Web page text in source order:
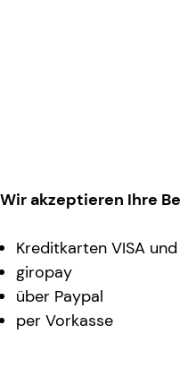
Wir akzeptieren Ihre
Kreditkarten VISA und
giropay
über Paypal
per Vorkasse